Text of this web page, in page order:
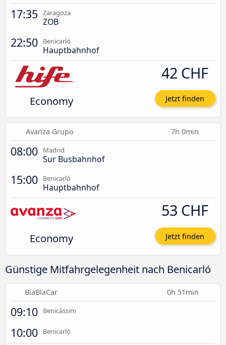
17:35 Zaragoza
ZOB
22:50 Benicarló
Hauptbahnhof
Economy
42 CHF
Jetzt finden
Avanza Grupo 7h 0min
08:00 Madrid
Sur Busbahnhof
15:00 Benicarló
Hauptbahnhof
Economy
53 CHF
Jetzt finden
Günstige Mitfahrgelegenheit nach Benicarló
BlaBlaCar 0h 51min
09:10 Benicàssim
10:00 Benicarló